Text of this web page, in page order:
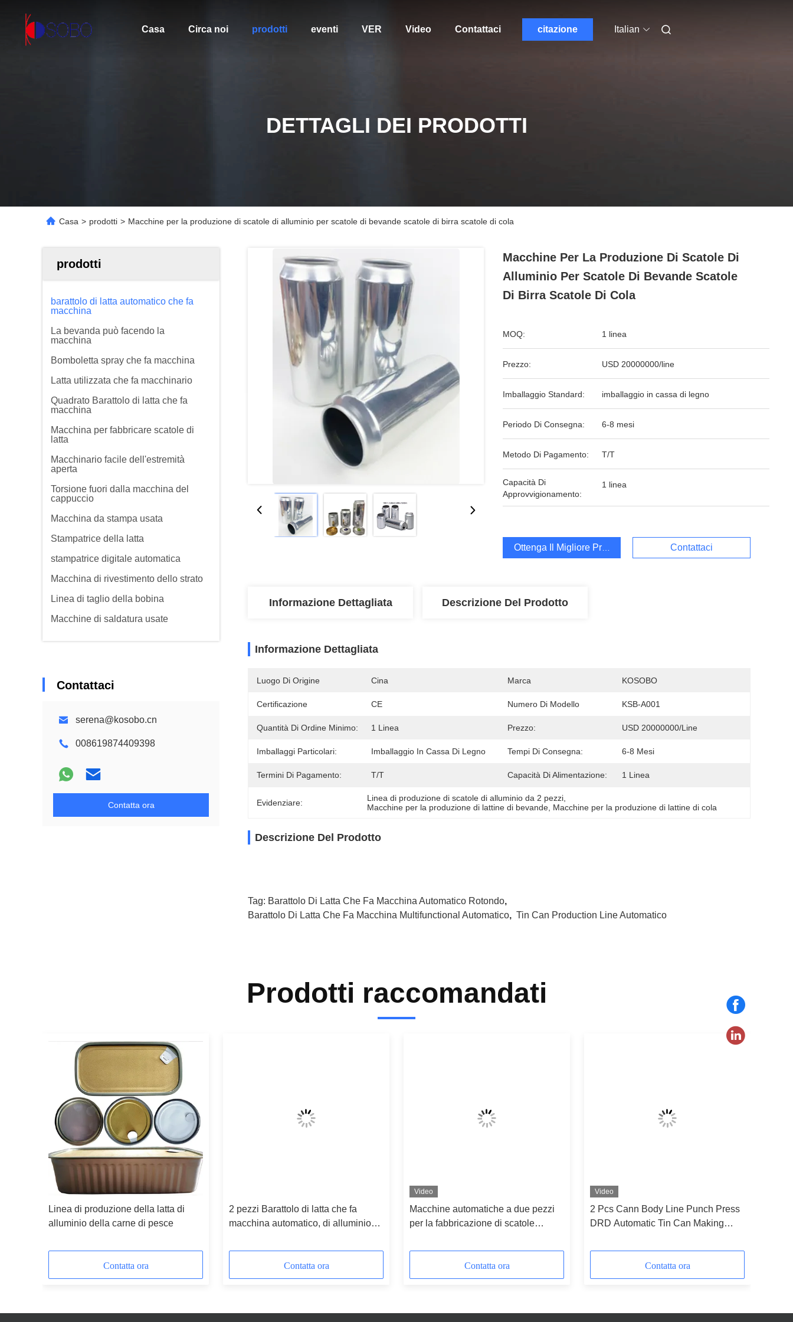
Casa Circa noi prodotti eventi VER Video Contattaci citazione Italian
DETTAGLI DEI PRODOTTI
Casa > prodotti > Macchine per la produzione di scatole di alluminio per scatole di bevande scatole di birra scatole di cola
prodotti
barattolo di latta automatico che fa
macchina
La bevanda può facendo la
macchina
Bomboletta spray che fa macchina
Latta utilizzata che fa macchinario
Quadrato Barattolo di latta che fa
macchina
Macchina per fabbricare scatole di
latta
Macchinario facile dell'estremità
aperta
Torsione fuori dalla macchina del
cappuccio
Macchina da stampa usata
Stampatrice della latta
stampatrice digitale automatica
Macchina di rivestimento dello strato
Linea di taglio della bobina
Macchine di saldatura usate
Contattaci
serena@kosobo.cn
008619874409398
Contatta ora
Macchine Per La Produzione Di Scatole Di
Alluminio Per Scatole Di Bevande Scatole
Di Birra Scatole Di Cola
MOQ: 1 linea
Prezzo: USD 20000000/line
Imballaggio Standard: imballaggio in cassa di legno
Periodo Di Consegna: 6-8 mesi
Metodo Di Pagamento: T/T
Capacità Di
Approvvigionamento:
1 linea
Ottenga Il Migliore Prezzo Contattaci
Informazione Dettagliata Descrizione Del Prodotto
Informazione Dettagliata
Luogo Di Origine Cina Marca KOSOBO
Certificazione CE Numero Di Modello KSB-A001
Quantità Di Ordine Minimo: 1 Linea Prezzo: USD 20000000/line
Imballaggi Particolari: Imballaggio In Cassa Di Legno Tempi Di Consegna: 6-8 Mesi
Termini Di Pagamento: T/T Capacità Di Alimentazione: 1 Linea
Evidenziare: Linea di produzione di scatole di alluminio da 2 pezzi
Macchine per la produzione di lattine di bevande Macchine per la produzione di lattine di cola
Descrizione Del Prodotto
Tag: Barattolo Di Latta Che Fa Macchina Automatico Rotondo,
Barattolo Di Latta Che Fa Macchina Multifunctional Automatico, Tin Can Production Line Automatico
Prodotti raccomandati
Linea di produzione della latta di
alluminio della carne di pesce
Contatta ora
2 pezzi Barattolo di latta che fa
macchina automatico, di alluminio
carne di pesce
Contatta ora
Video
Macchine automatiche a due pezzi
per la fabbricazione di scatole
Contatta ora
Video
2 Pcs Cann Body Line Punch Press
DRD Automatic Tin Can Making
Contatta ora